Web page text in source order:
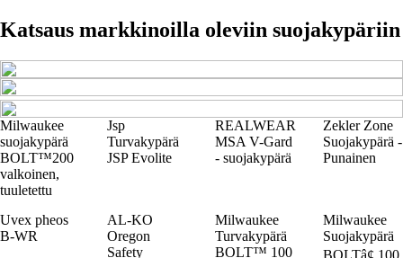
Katsaus markkinoilla oleviin suojakypäriin
Milwaukee
suojakypärä
BOLT™200
valkoinen,
tuuletettu
Jsp
Turvakypärä
JSP Evolite
REALWEAR
MSA V-Gard
- suojakypärä
Zekler Zone
Suojakypärä -
Punainen
Uvex pheos
B-WR
AL-KO
Oregon
Safety
Milwaukee
Turvakypärä
BOLT™ 100
Milwaukee
Suojakypärä
BOLTâ¢ 100